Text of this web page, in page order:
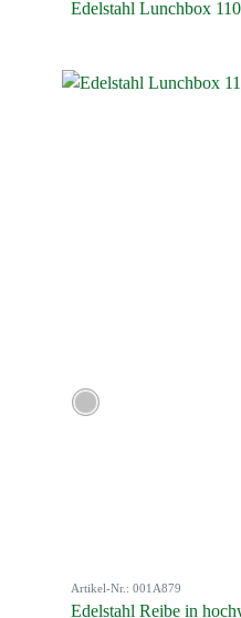
Edelstahl Lunchbox
Artikel-Nr.: 001A879
Edelstahl Reibe in